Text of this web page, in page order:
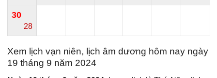
30
28
Xem lịch vạn niên, lịch âm dương hôm nay ngày
19 tháng 9 năm 2024